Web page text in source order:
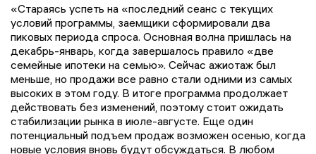
«Стараясь успеть на «последний сеанс с текущих
условий программы, заемщики сформировали два
пиковых периода спроса. Основная волна пришлась на
декабрь-январь, когда завершалось правило «две
семейные ипотеки на семью». Сейчас ажиотаж был
меньше, но продажи все равно стали одними из самых
высоких в этом году. В итоге программа продолжает
действовать без изменений, поэтому стоит ожидать
стабилизации рынка в июле-августе. Еще один
потенциальный подъем продаж возможен осенью, когда
новые условия вновь будут обсуждаться. В любом